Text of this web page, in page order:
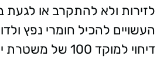
לזירות ולא להתקרב או לגעת
העשויים להכיל חומרי נפץ
דיחוי למוקד 100 של משטרת ישראל"